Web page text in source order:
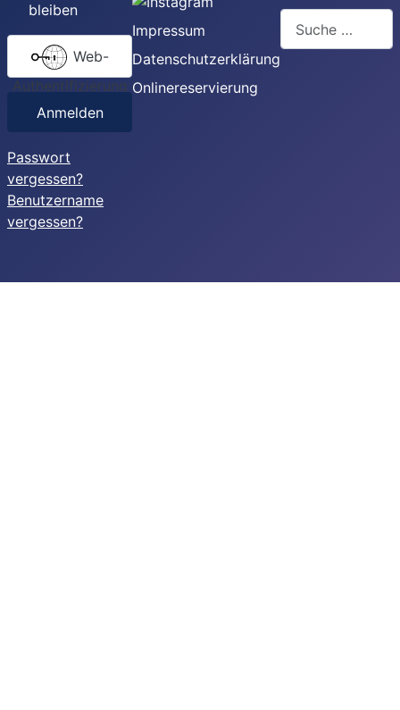
bleiben
Authentifizierung
Anmelden
Passwort
vergessen?
Benutzername
vergessen?
Impressum
Datenschutzerklärung
Onlinereservierung